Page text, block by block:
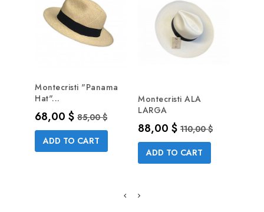
Montecristi "Panama
Hat"...
Precio
68,00 $Precio base
85,00 $
ADD TO CART
Montecristi ALA
LARGA
Precio
88,00 $Precio base
110,00 $
ADD TO CART